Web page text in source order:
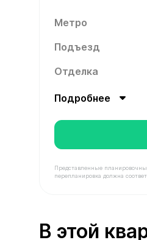
Метро
Подъезд
Отделка
Подробнее
Представленные
перепланировка должна
В этой